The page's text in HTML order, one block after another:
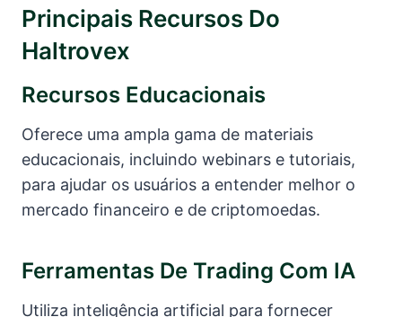
Principais Recursos Do
Haltrovex
Recursos Educacionais
Oferece uma ampla gama de materiais
educacionais, incluindo webinars e tutoriais,
para ajudar os usuários a entender melhor o
mercado financeiro e de criptomoedas.
Ferramentas De Trading Com IA
Utiliza inteligência artificial para fornecer